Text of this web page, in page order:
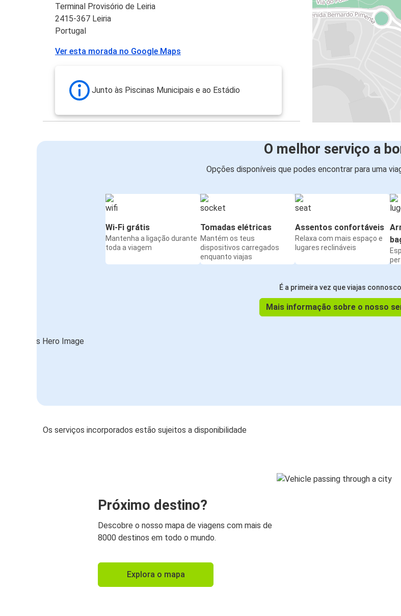
Terminal Provisório de Leiria
2415-367 Leiria
Portugal
Ver esta morada no Google Maps
Junto às Piscinas Municipais e ao Estádio
O melhor serviço a
Opções disponíveis que podes encontrar para uma
Wi-Fi grátis
Mantenha a ligação durante
toda a viagem
Tomadas elétricas
Mantém os teus
dispositivos carregados
enquanto viajas
Assentos confortáveis
Relaxa com mais espaço e
lugares reclináveis
É a primeira vez que viajas
Mais informação sobre o nosso
Os serviços incorporados estão sujeitos a disponibilidade
Próximo destino?
Descobre o nosso mapa de viagens com mais de
8000 destinos em todo o mundo.
Explora o mapa